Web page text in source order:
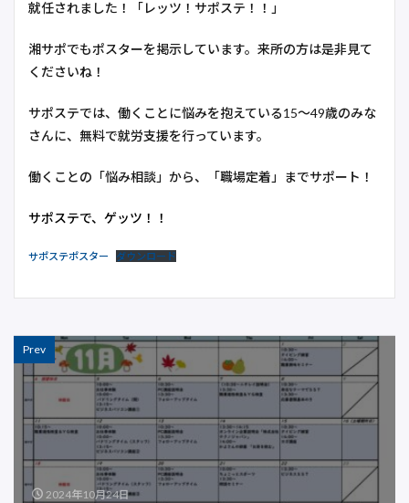
就任されました！「レッツ！サポステ！！」
湘サポでもポスターを掲示しています。来所の方は是非見て
くださいね！
サポステでは、働くことに悩みを抱えている15～49歳のみな
さんに、無料で就労支援を行っています。
働くことの「悩み相談」から、「職場定着」までサポート！
サポステで、ゲッツ！！
サポステポスター ダウンロード
Prev
2024年10月24日